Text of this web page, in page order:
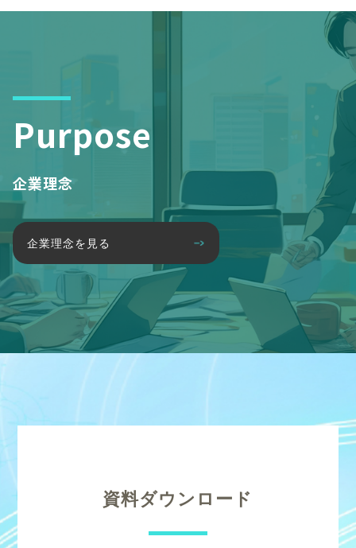
Purpose
企業理念
企業理念を見る
資料ダウンロード